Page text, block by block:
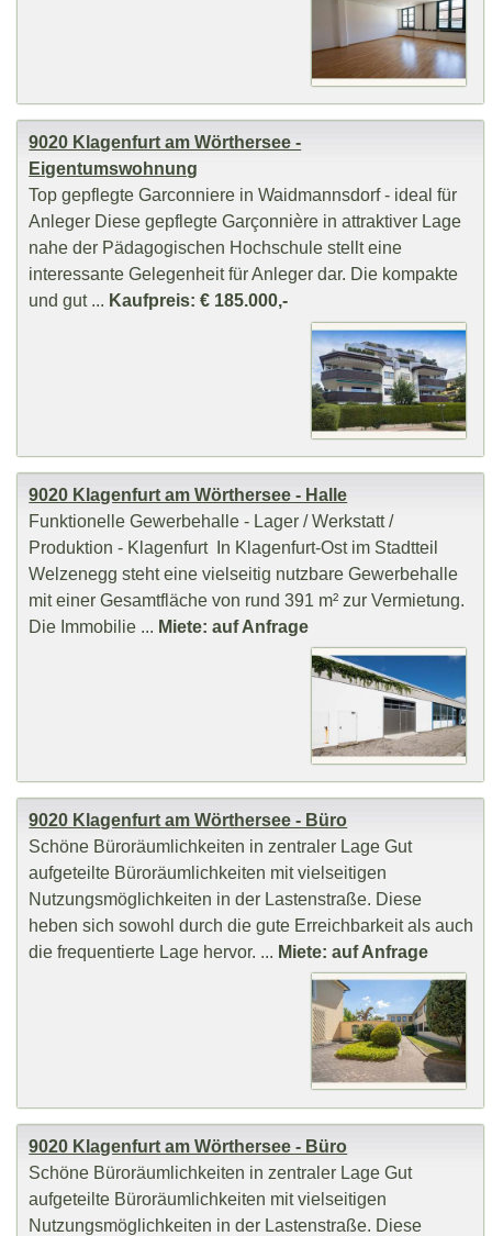
9020 Klagenfurt am Wörthersee -
Eigentumswohnung
Top gepflegte Garconniere in Waidmannsdorf - ideal für
Anleger Diese gepflegte Garçonnière in attraktiver Lage
nahe der Pädagogischen Hochschule stellt eine
interessante Gelegenheit für Anleger dar. Die kompakte
und gut ... Kaufpreis: € 185.000,-
9020 Klagenfurt am Wörthersee - Halle
Funktionelle Gewerbehalle - Lager / Werkstatt /
Produktion - Klagenfurt In Klagenfurt-Ost im Stadtteil
Welzenegg steht eine vielseitig nutzbare Gewerbehalle
mit einer Gesamtfläche von rund 391 m² zur Vermietung.
Die Immobilie ... Miete: auf Anfrage
9020 Klagenfurt am Wörthersee - Büro
Schöne Büroräumlichkeiten in zentraler Lage Gut
aufgeteilte Büroräumlichkeiten mit vielseitigen
Nutzungsmöglichkeiten in der Lastenstraße. Diese
heben sich sowohl durch die gute Erreichbarkeit als auch
die frequentierte Lage hervor. ... Miete: auf Anfrage
9020 Klagenfurt am Wörthersee - Büro
Schöne Büroräumlichkeiten in zentraler Lage Gut
aufgeteilte Büroräumlichkeiten mit vielseitigen
Nutzungsmöglichkeiten in der Lastenstraße. Diese